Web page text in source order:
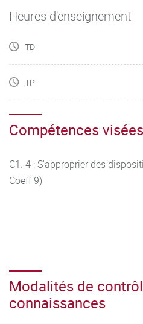
Heures d'enseignement
TD
TP
Compétences visées
C1. 4 : S'approprier des
Coeff 9)
Modalités de
connaissances